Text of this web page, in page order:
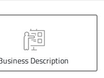
Description